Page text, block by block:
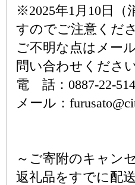
※2025年1月10日（
すのでご注意くださ
ご不明な点はメー
問い合わせください
電 話：0887-22-
メール：
～ご寄附のキャン
返礼品をすでに配